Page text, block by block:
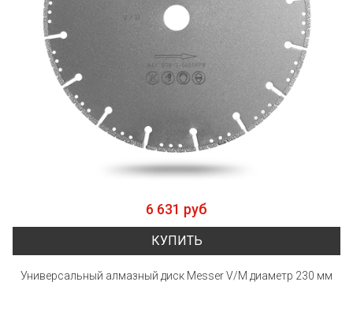
6 631 руб
КУПИТЬ
Универсальный алмазный диск Messer V/M диаметр 230 мм